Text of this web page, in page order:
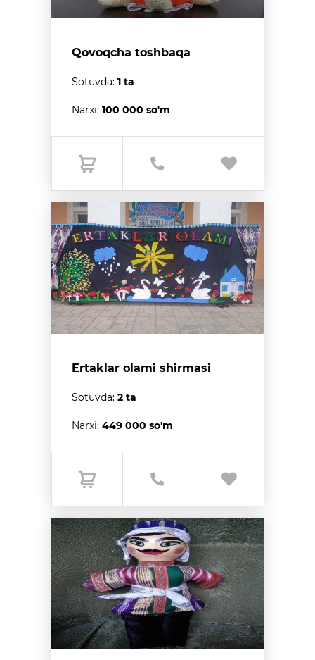
Qovoqcha toshbaqa
Sotuvda: 1 ta
Narxi: 100 000 so'm
Ertaklar olami shirmasi
Sotuvda: 2 ta
Narxi: 449 000 so'm